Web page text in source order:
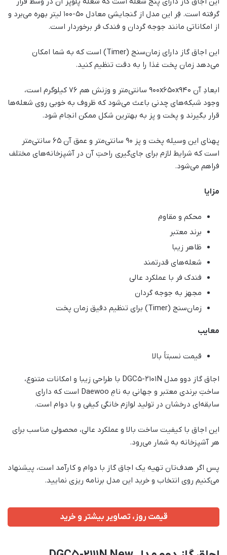
گرفته است. فِر این مدل از گنجایشی معادل 50-100 لیتر بهره می‌برد و
از امکاناتی مانند جوجه گردان و فندک فر برخوردار است.
این اجاق گاز دارای زمان‌سنج (Timer) است که به شما امکان
می‌دهد زمان پخت غذا را به دقت تنظیم کنید.
ابعادِ آن 900x650x940 سانتی‌متر و وزنش هم 76 کیلوگرم است،
وجود شبکه‌های چدنی باعث می‌شود که ظروف به خوبی روی شعله‌ها
قرار بگیرند و پخت و پز به بهترین شکل ممکن انجام شود.
پهنای این وسیله پخت و پز 90 سانتی‌متر و عمق آن 65 سانتی‌متر
است که شرایط لازم برای جای‌گیری راحتِ آن در آشپزخانه‌های مختلف
فراهم می‌شود.
مزایا
محکم و مقاوم
برند معتبر
ظاهر زیبا
شعله‌های قدرتمند
فندک فر با عملکرد عالی
مجهز به جوجه گردان
زمان‌سنج (Timer) برای تنظیم دقیق زمان پخت
معایب
قیمت نسبتاً بالا
اجاق گاز دوو مدل DGC5-2101N با طراحی زیبا و امکانات متنوع،
ساختِ برندی معتبر و جهانی به نامِ Daewoo است که دارای
سابقه‌ای درخشان در تولید لوازم خانگی کیفی و با دوام است.
این اجاق با کیفیت ساخت بالا و عملکرد عالی، محصولی مناسب برای
هر آشپزخانه‌ به شمار می‌رود.
پس اگر هدف‌تان تهیه یک اجاق گاز با دوام و کارآمد است، پیشنهاد
می‌کنیم روی انتخاب و خرید این مدل برنامه ریزی نمایید.
قیمت روز، تصاویر بیشتر و خرید